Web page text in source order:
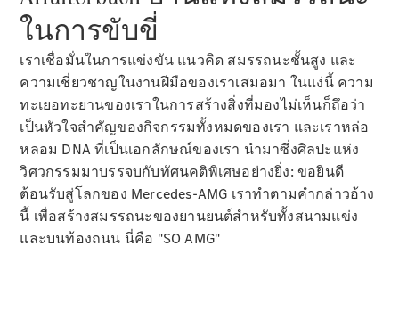
Cabriolets /
Roadsters
Mercedes-
AMG SL
ในการขับขี่
เราเชื่อมั่นในการแข่งขัน แนวคิด สมรรถนะชั้นสูง และ
ความเชี่ยวชาญในงานฝีมือของเราเสมอมา ในแง่นี้ ความ
ทะเยอทะยานของเราในการสร้างสิ่งที่มองไม่เห็นก็ถึอว่า
เป็นหัวใจสำคัญของกิจกรรมทั้งหมดของเรา และเราหล่อ
หลอม DNA ที่เป็นเอกลักษณ์ของเรา นำมาซึ่งศิลปะแห่ง
วิศวกรรมมาบรรจบกับทัศนคติพิเศษอย่างยิ่ง: ขอยินดี
ต้อนรับสู่โลกของ Mercedes-AMG เราทำตามคำกล่าวอ้าง
นี้ เพื่อสร้างสมรรถนะของยานยนต์สำหรับทั้งสนามแข่ง
และบนท้องถนน นี่คือ "SO AMG"